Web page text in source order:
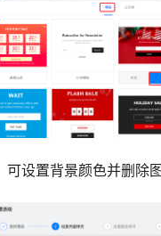
设置背景颜色并删除图